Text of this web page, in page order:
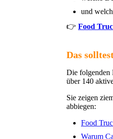
und
👉 Food
Das
Die folgenden
über 140
Sie zeigen
abbiegen:
Food
Warum